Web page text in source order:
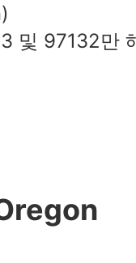
및 97132만